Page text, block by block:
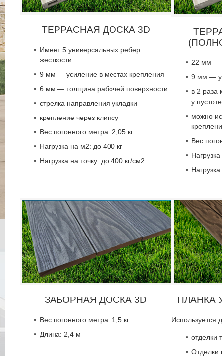
ТЕРРАСНАЯ ДОСКА 3D
Имеет 5 универсальных ребер
жесткости
9 мм — усиление в местах крепления
6 мм — толщина рабочей поверхности
стрелка направления укладки
крепление через клипсу
Вес погонного метра: 2,05 кг
Нагрузка на м2: до 400 кг
Нагрузка на точку: до 400 кг/см2
22 мм —
9 мм —
в 2 раза
у
можно
Вес
ЗАБОРНАЯ ДОСКА 3D
Вес погонного метра: 1,5 кг
Длина: 2,4 м
ПЛАНКА
Используется
отделки
Отделки